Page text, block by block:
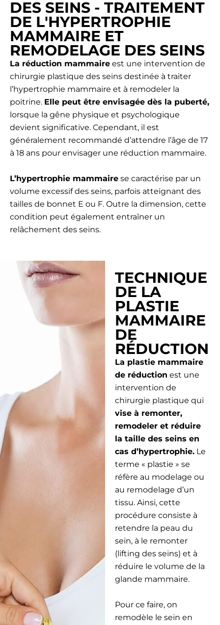
DES SEINS - TRAITEMENT
DE L'HYPERTROPHIE
MAMMAIRE ET
REMODELAGE DES SEINS
La réduction mammaire est une intervention de
chirurgie plastique des seins destinée à traiter
l’hypertrophie mammaire et à remodeler la
poitrine. Elle peut être envisagée dès la puberté,
lorsque la gêne physique et psychologique
devient significative. Cependant, il est
généralement recommandé d’attendre l’âge de 17
à 18 ans pour envisager une réduction mammaire.
L’hypertrophie mammaire se caractérise par un
volume excessif des seins, parfois atteignant des
tailles de bonnet E ou F. Outre la dimension, cette
condition peut également entraîner un
relâchement des seins.
TECHNIQUE
DE LA
PLASTIE
MAMMAIRE
DE
RÉDUCTION
La plastie mammaire
de réduction est une
intervention de
chirurgie plastique qui
vise à remonter,
remodeler et réduire
la taille des seins en
cas d’hypertrophie.Le
terme « plastie » se
réfère au modelage ou
au remodelage d’un
tissu. Ainsi, cette
procédure consiste à
retendre la peau du
sein, à le remonter
(lifting des seins) et à
réduire le volume de la
glande mammaire.
Pour ce faire, on
remodèle le sein en